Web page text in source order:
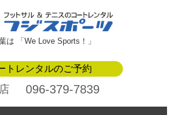
は 「We Love Sports！」
トレンタルのご予約
096-379-7839